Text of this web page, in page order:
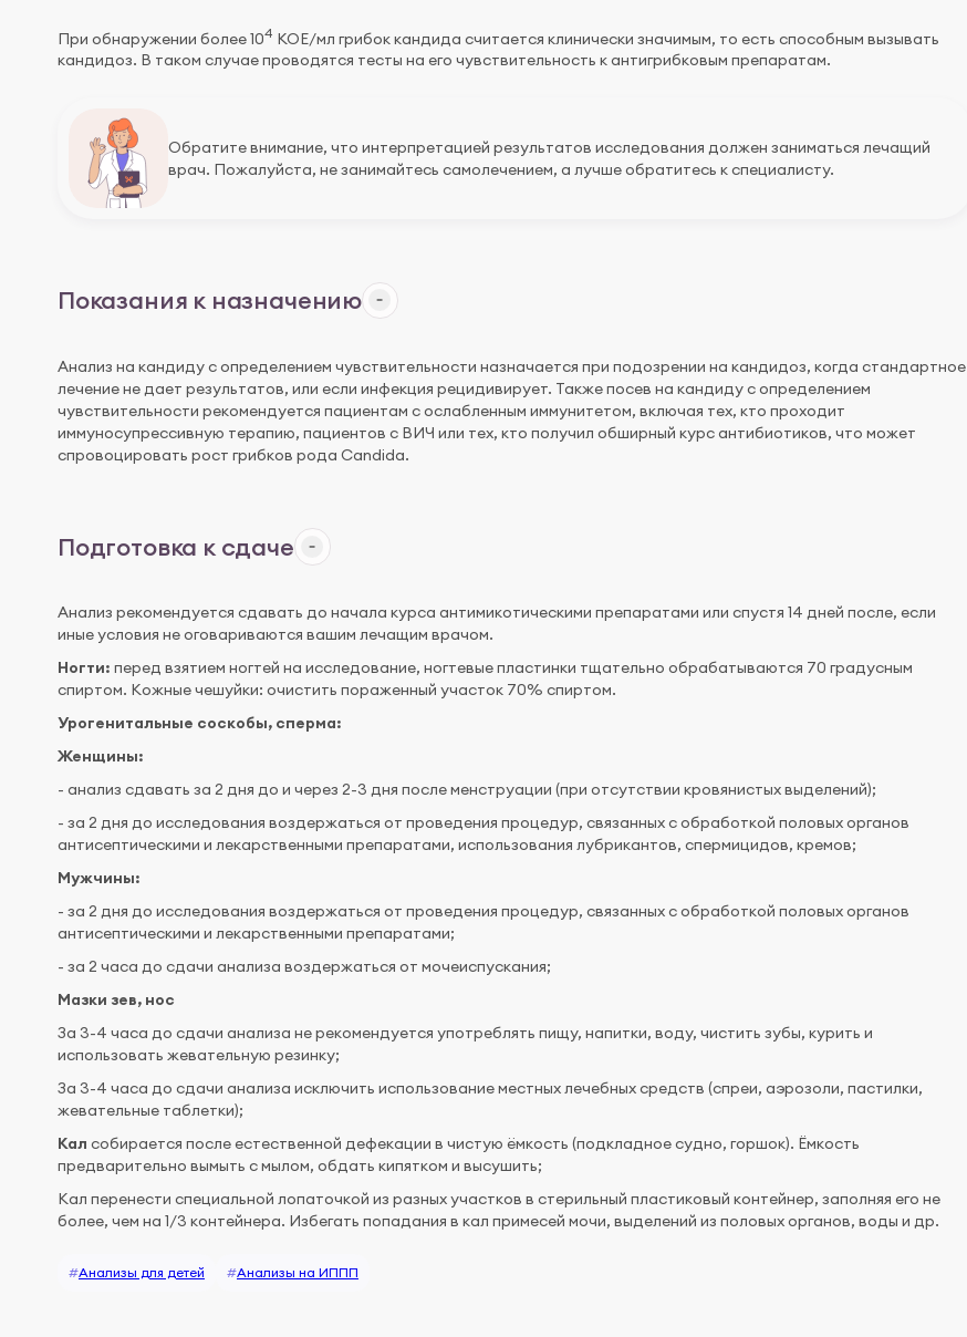
При обнаружении более 104 КОЕ/мл грибок кандида считается клинически значимым, то есть способным вызывать
кандидоз. В таком случае проводятся тесты на его чувствительность к антигрибковым препаратам.
Обратите внимание, что интерпретацией результатов исследования должен заниматься лечащий
врач. Пожалуйста, не занимайтесь самолечением, а лучше обратитесь к специалисту.
Показания к назначению
Анализ на кандиду с определением чувствительности назначается при подозрении на кандидоз, когда стандартное
лечение не дает результатов, или если инфекция рецидивирует. Также посев на кандиду с определением
чувствительности рекомендуется пациентам с ослабленным иммунитетом, включая тех, кто проходит
иммуносупрессивную терапию, пациентов с ВИЧ или тех, кто получил обширный курс антибиотиков, что может
спровоцировать рост грибков рода Candida.
Подготовка к сдаче
Анализ рекомендуется сдавать до начала курса антимикотическими препаратами или спустя 14 дней после, если
иные условия не оговариваются вашим лечащим врачом.
Ногти: перед взятием ногтей на исследование, ногтевые пластинки тщательно обрабатываются 70 градусным
спиртом. Кожные чешуйки: очистить пораженный участок 70% спиртом.
Урогенитальные соскобы, сперма:
Женщины:
- анализ сдавать за 2 дня до и через 2-3 дня после менструации (при отсутствии кровянистых выделений);
- за 2 дня до исследования воздержаться от проведения процедур, связанных с обработкой половых органов
антисептическими и лекарственными препаратами, использования лубрикантов, спермицидов, кремов;
Мужчины:
- за 2 дня до исследования воздержаться от проведения процедур, связанных с обработкой половых органов
антисептическими и лекарственными препаратами;
- за 2 часа до сдачи анализа воздержаться от мочеиспускания;
Мазки зев, нос
За 3-4 часа до сдачи анализа не рекомендуется употреблять пищу, напитки, воду, чистить зубы, курить и
использовать жевательную резинку;
За 3-4 часа до сдачи анализа исключить использование местных лечебных средств (спреи, аэрозоли, пастилки,
жевательные таблетки);
Кал собирается после естественной дефекации в чистую ёмкость (подкладное судно, горшок). Ёмкость
предварительно вымыть с мылом, обдать кипятком и высушить;
Кал перенести специальной лопаточкой из разных участков в стерильный пластиковый контейнер, заполняя его не
более, чем на 1/3 контейнера. Избегать попадания в кал примесей мочи, выделений из половых органов, воды и др.
#Анализы для детей #Анализы на ИППП